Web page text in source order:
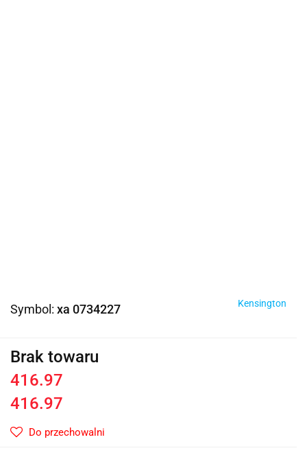
Symbol: xa 0734227 Kensington
Brak towaru
416.97
416.97
Do przechowalni